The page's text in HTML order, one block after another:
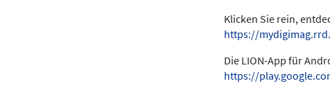
Klicken Sie rein,
https://
Die LION-App für
https://